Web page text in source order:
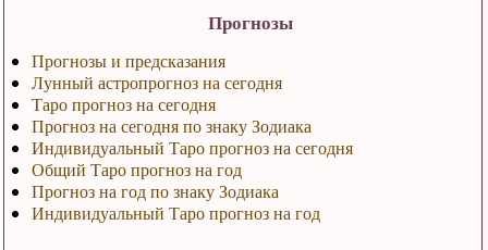
Прогнозы
Прогнозы и предсказания
Лунный астропрогноз на сегодня
Таро прогноз на сегодня
Прогноз на сегодня по знаку Зодиака
Индивидуальный Таро прогноз на сегодня
Общий Таро прогноз на год
Прогноз на год по знаку Зодиака
Индивидуальный Таро прогноз на год